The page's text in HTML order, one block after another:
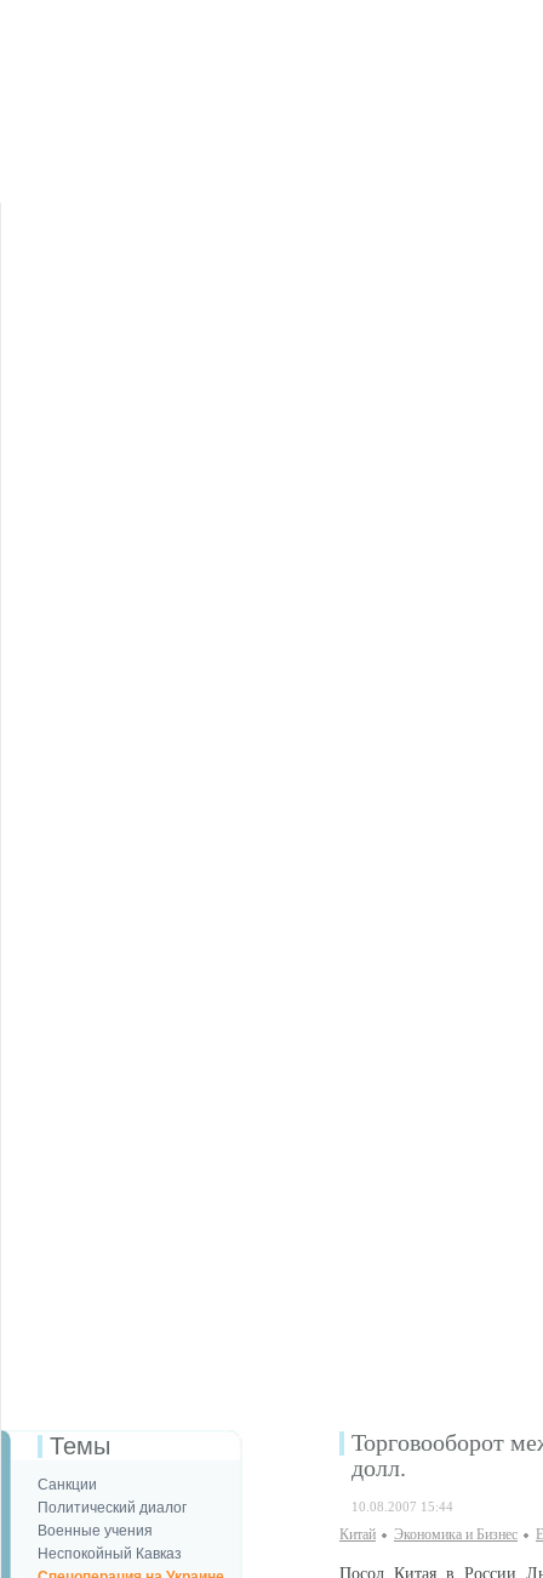
Темы
Санкции
Политический диалог
Военные учения
Неспокойный Кавказ
Торговооборот
долл.
10.08.2007 15:44
Китай Экономика и Бизнес
Посол Китая в России